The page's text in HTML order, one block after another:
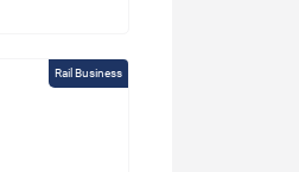
Rail Business